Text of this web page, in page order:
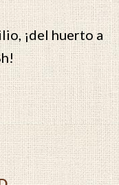
¡del huerto a